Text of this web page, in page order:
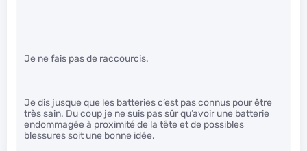
Je ne fais pas de raccourcis.
Je dis jusque que les batteries c’est pas connus pour être
très sain. Du coup je ne suis pas sûr qu’avoir une batterie
endommagée à proximité de la tête et de possibles
blessures soit une bonne idée.